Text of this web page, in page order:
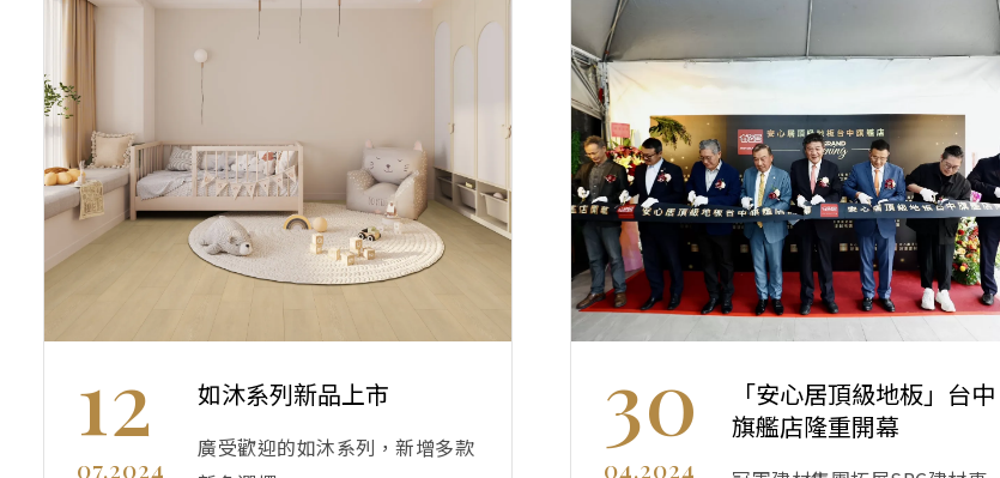
12
07.2024
如沐系列新品上市
廣受歡迎的如沐系列，新增多款
30
04.2024
「安心居頂級地板」台中
旗艦店隆重開幕